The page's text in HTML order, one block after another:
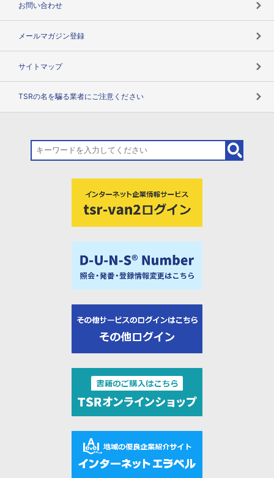
お問い合わせ
メールマガジン登録
サイトマップ
TSRの名を騙る業者にご注意ください